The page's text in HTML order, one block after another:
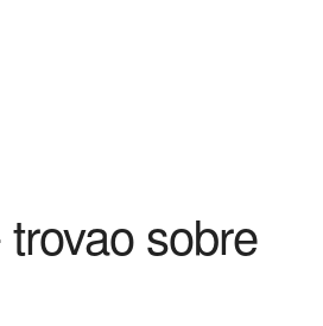
sobre